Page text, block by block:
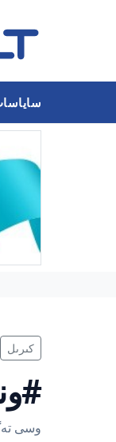
كىرىل
وسى تەگ